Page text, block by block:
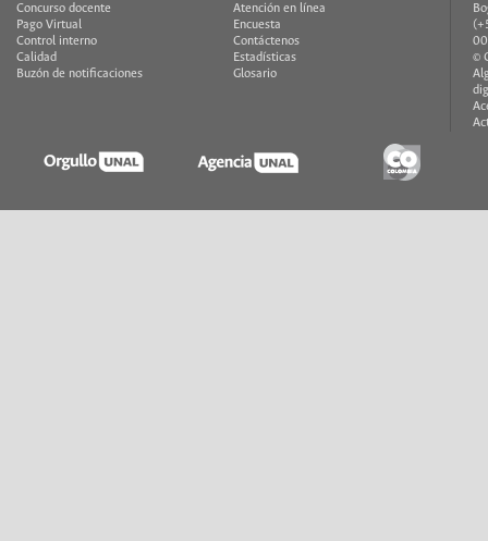
Concurso docente
Pago Virtual
Control interno
Calidad
Buzón de notificaciones
Atención en línea
Encuesta
Contáctenos
Estadísticas
Glosario
©